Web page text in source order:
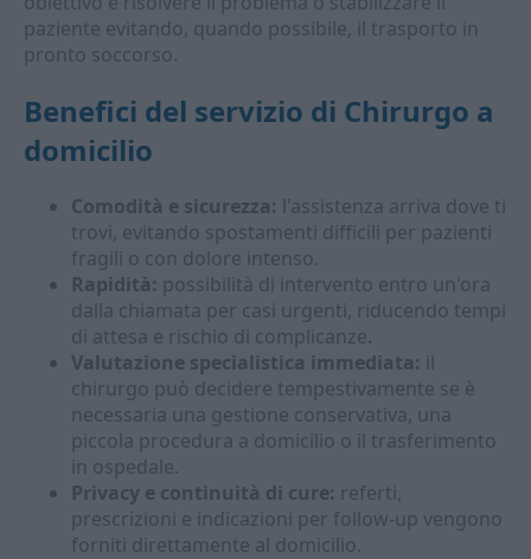
paziente evitando, quando possibile, il trasporto in
pronto soccorso.
Benefici del servizio di Chirurgo a
domicilio
Comodità e sicurezza: l'assistenza arriva dove ti
trovi, evitando spostamenti difficili per pazienti
fragili o con dolore intenso.
Rapidità: possibilità di intervento entro un'ora
dalla chiamata per casi urgenti, riducendo tempi
di attesa e rischio di complicanze.
Valutazione specialistica immediata:
chirurgo può decidere tempestivamente se è
necessaria una gestione conservativa, una
piccola procedura a domicilio o il trasferimento
in ospedale.
Privacy e continuità di cure: referti,
prescrizioni e indicazioni per follow-up vengono
forniti direttamente al domicilio.